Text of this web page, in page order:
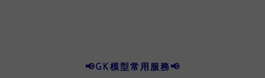
📢GK模型常用服務📢